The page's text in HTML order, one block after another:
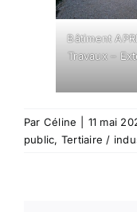
Bâtiment
Travaux –
Par Céline 11 mai
public, Tertiaire /